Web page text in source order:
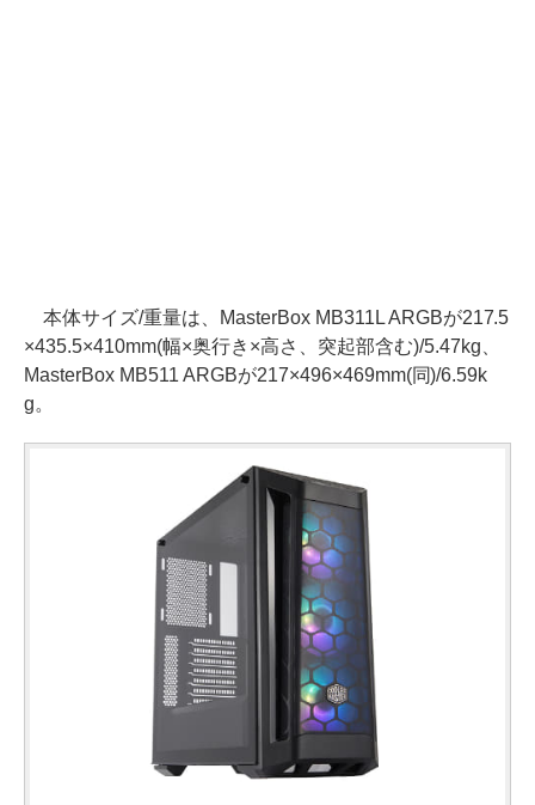
本体サイズ/重量は、MasterBox MB311L ARGBが217.5
×435.5×410mm(幅×奥行き×高さ、突起部含む)/5.47kg、
MasterBox MB511 ARGBが217×496×469mm(同)/6.59k
g。